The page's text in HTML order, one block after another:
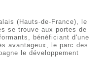
(Hauts-de-France), le
se trouve aux portes de
bénéficiant d'une
avantageux, le parc des
le développement